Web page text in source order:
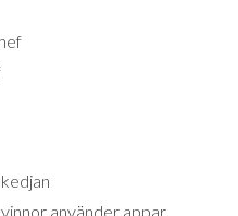
använder appar